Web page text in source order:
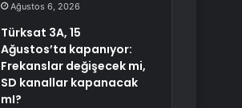
Ağustos 6, 2026
Türksat 3A, 15
Ağustos’ta kapanıyor:
Frekanslar değişecek mi,
SD kanallar kapanacak
mI?